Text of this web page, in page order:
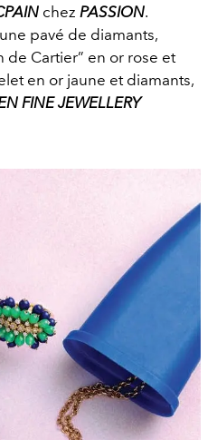
chez PASSION.
pavé de diamants,
de Cartier” en or rose et
en or jaune et diamants,
FINE JEWELLERY